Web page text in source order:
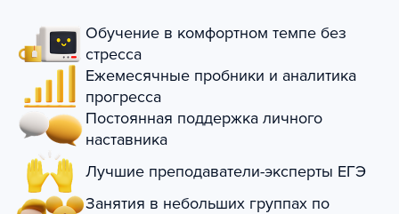
Обучение в комфортном темпе без
стресса
Ежемесячные пробники и аналитика
прогресса
Постоянная поддержка личного
наставника
Лучшие преподаватели-эксперты ЕГЭ
Занятия в небольших группах по